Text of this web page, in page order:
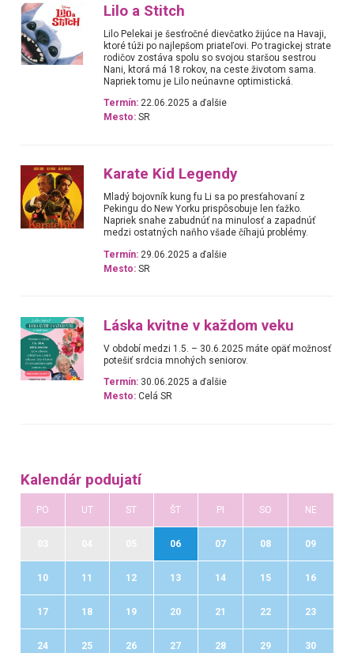
Lilo a Stitch
Lilo Pelekai je šesťročné dievčatko žijúce na Havaji,
ktoré túži po najlepšom priateľovi. Po tragickej strate
rodičov zostáva spolu so svojou staršou sestrou
Nani, ktorá má 18 rokov, na ceste životom sama.
Napriek tomu je Lilo neúnavne optimistická.
Termín: 22.06.2025 a ďalšie
Mesto: SR
Karate Kid Legendy
Mladý bojovník kung fu Li sa po presťahovaní z
Pekingu do New Yorku prispôsobuje len ťažko.
Napriek snahe zabudnúť na minulosť a zapadnúť
medzi ostatných naňho všade číhajú problémy.
Termín: 29.06.2025 a ďalšie
Mesto: SR
Láska kvitne v každom veku
V období medzi 1.5. – 30.6.2025 máte opäť možnosť
potešiť srdcia mnohých seniorov.
Termín: 30.06.2025 a ďalšie
Mesto: Celá SR
Kalendár podujatí
PO UT ST ŠT PI SO NE
06 07 08 09
10 11 12 13 14 15 16
17 18 19 20 21 22 23
24 25 26 27 28 29 30